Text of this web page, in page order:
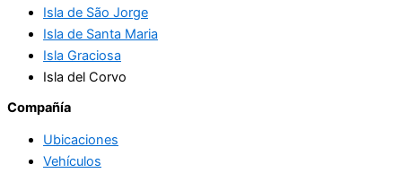
Isla de São Jorge
Isla de Santa Maria
Isla Graciosa
Isla del Corvo
Compañía
Ubicaciones
Vehículos